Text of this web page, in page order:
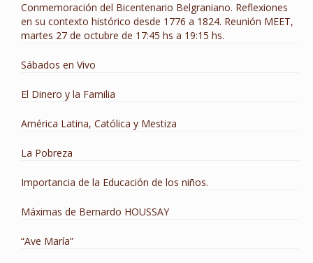
Conmemoración del Bicentenario Belgraniano. Reflexiones
en su contexto histórico desde 1776 a 1824. Reunión MEET,
martes 27 de octubre de 17:45 hs a 19:15 hs.
Sábados en Vivo
El Dinero y la Familia
América Latina, Católica y Mestiza
La Pobreza
Importancia de la Educación de los niños.
Máximas de Bernardo HOUSSAY
“Ave María”